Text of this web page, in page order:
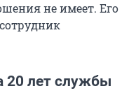
не имеет. Его
20 лет службы